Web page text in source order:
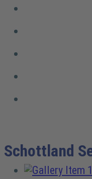
Schottland